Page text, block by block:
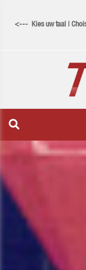
<--- Kies uw taal |